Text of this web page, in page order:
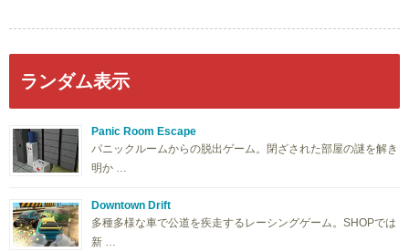
ランダム表示
Panic Room Escape
パニックルームからの脱出ゲーム。閉ざされた部屋の謎を解き
明か …
Downtown Drift
多種多様な車で公道を疾走するレーシングゲーム。SHOPでは
新 …